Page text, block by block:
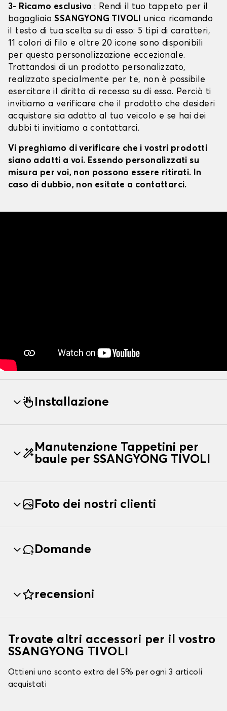
3- Ricamo esclusivo : Rendi il tuo tappeto per il
bagagliaioSSANGYONG TIVOLI unico ricamando
il testo di tua scelta su di esso: 5 tipi di caratteri,
11 colori di filo e oltre 20 icone sono disponibili
per questa personalizzazione eccezionale.
Trattandosi di un prodotto personalizzato,
realizzato specialmente per te, non è possibile
esercitare il diritto di recesso su di esso. Perciò ti
invitiamo a verificare che il prodotto che desideri
acquistare sia adatto al tuo veicolo e se hai dei
dubbi ti invitiamo a contattarci.
Vi preghiamo di verificare che i vostri prodotti
siano adatti a voi. Essendo personalizzati su
misura per voi, non possono essere ritirati. In
caso di dubbio, non esitate a contattarci.
Installazione
Manutenzione Tappetini per
baule per SSANGYONG TIVOLI
Foto dei nostri clienti
Domande
recensioni
Trovate altri accessori per il vostro
SSANGYONG TIVOLI
Ottieni uno sconto extra del 5% per ogni 3 articoli
acquistati